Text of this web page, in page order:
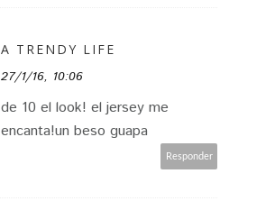
A TRENDY LIFE
27/1/16, 10:06
de 10 el look! el jersey me
encanta!un beso guapa
Responder